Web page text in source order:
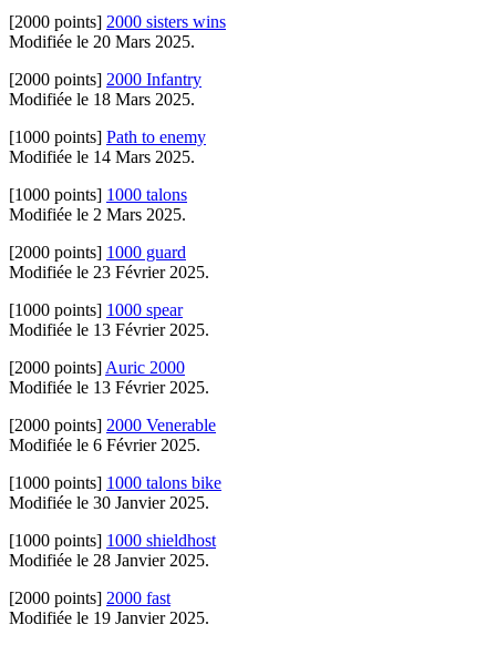
[2000 points] 2000 sisters wins
Modifiée le 20 Mars 2025.
[2000 points] 2000 Infantry
Modifiée le 18 Mars 2025.
[1000 points] Path to enemy
Modifiée le 14 Mars 2025.
[1000 points] 1000 talons
Modifiée le 2 Mars 2025.
[2000 points] 1000 guard
Modifiée le 23 Février 2025.
[1000 points] 1000 spear
Modifiée le 13 Février 2025.
[2000 points] Auric 2000
Modifiée le 13 Février 2025.
[2000 points] 2000 Venerable
Modifiée le 6 Février 2025.
[1000 points] 1000 talons bike
Modifiée le 30 Janvier 2025.
[1000 points] 1000 shieldhost
Modifiée le 28 Janvier 2025.
[2000 points] 2000 fast
Modifiée le 19 Janvier 2025.